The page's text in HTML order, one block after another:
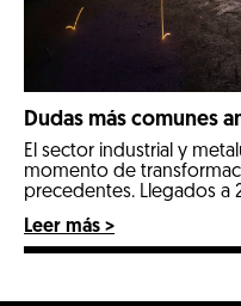
Dudas más comunes
El sector industrial y
momento de
precedentes. Llegados a
opciones más estables,
mercado laboral. Entre
Leer más >